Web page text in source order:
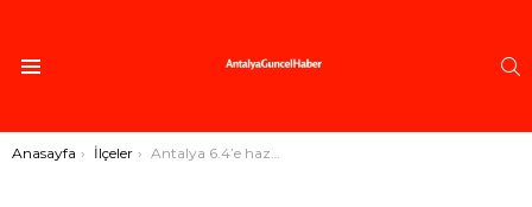
Buradasınız:
Anasayfa İlçeler Antalya 6.4’e hazırlıklı olmalı!